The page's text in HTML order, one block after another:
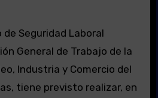
Seguridad Laboral
General de Trabajo de la
Industria y Comercio del
tiene previsto realizar, en